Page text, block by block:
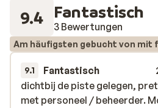
9.4 Fantastisch
3 Bewertungen
Am häufigsten gebucht von mit
9.1 Fantastisch
dichtbij de piste gelegen,
met personeel / beheerder.
dichtbij de piste gelegen,
met personeel / beheerder.